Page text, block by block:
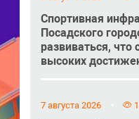
Спортивная
Посадского
развиваться,
высоких
7 августа 2026